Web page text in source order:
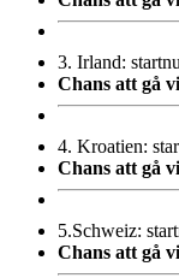
3. Irland:
Chans att gå
4. Kroatien:
Chans att gå
5.Schweiz:
Chans att gå